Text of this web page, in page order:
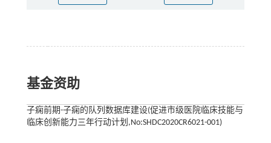
基金资助
子痫前期-子痫的队列数据库建设(促进市级医院临床技能与
临床创新能力三年行动计划,No:SHDC2020CR6021-001)